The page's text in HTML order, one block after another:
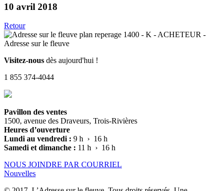
10 avril 2018
Retour
Visitez-nous dès aujourd'hui !
1 855 374-4044
Pavillon des ventes
1500, avenue des Draveurs, Trois-Rivières
Heures d’ouverture
Lundi au vendredi : 9 h › 16 h
Samedi et dimanche : 11 h › 16 h
NOUS JOINDRE PAR COURRIEL
Nouvelles